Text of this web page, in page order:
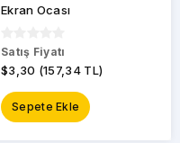
Ekran Ocası
Satış Fiyatı
$3,30 (157,34 TL)
Sepete Ekle